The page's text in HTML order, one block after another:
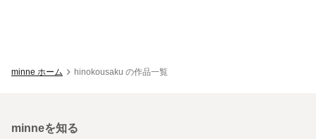
minne ホーム hinokousaku の作品一覧
minneを知る